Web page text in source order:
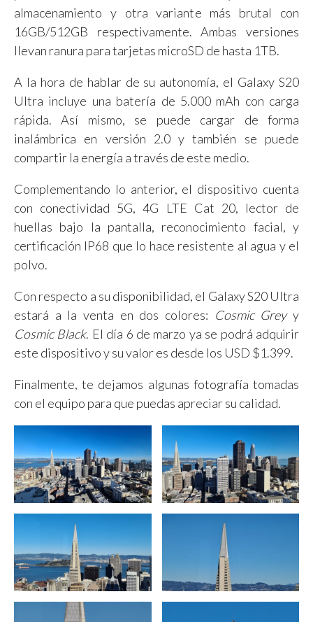
almacenamiento y otra variante más brutal con
16GB/512GB respectivamente. Ambas versiones
llevan ranura para tarjetas microSD de hasta 1TB.
A la hora de hablar de su autonomía, el Galaxy S20
Ultra incluye una batería de 5.000 mAh con carga
rápida. Así mismo, se puede cargar de forma
inalámbrica en versión 2.0 y también se puede
compartir la energía a través de este medio.
Complementando lo anterior, el dispositivo cuenta
con conectividad 5G, 4G LTE Cat 20, lector de
huellas bajo la pantalla, reconocimiento facial, y
certificación IP68 que lo hace resistente al agua y el
polvo.
Con respecto a su disponibilidad, el Galaxy S20 Ultra
estará a la venta en dos colores: Cosmic Greyy
Cosmic Black. El día 6 de marzo ya se podrá adquirir
este dispositivo y su valor es desde los USD $1.399.
Finalmente, te dejamos algunas fotografía tomadas
con el equipo para que puedas apreciar su calidad.